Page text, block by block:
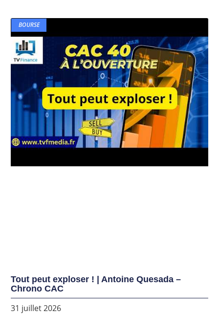
BOURSE
Tout peut exploser ! | Antoine Quesada –
Chrono CAC
31 juillet 2026